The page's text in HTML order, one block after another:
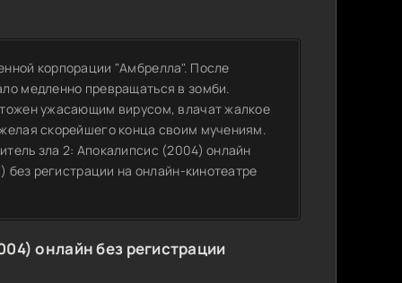
корпорации "Амбрелла". После
медленно превращаться в зомби.
ужасающим вирусом, влачат жалкое
скорейшего конца своим мучениям.
зла 2: Апокалипсис (2004) онлайн
без регистрации на онлайн-кинотеатре
онлайн без регистрации